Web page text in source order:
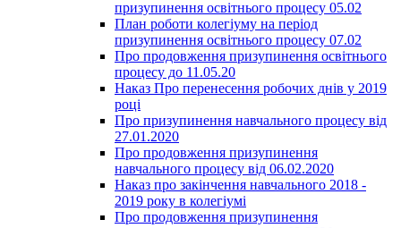
призупинення освітнього процесу 05.02
План роботи колегіуму на період
призупинення освітнього процесу 07.02
Про продовження призупинення освітнього
процесу до 11.05.20
Наказ Про перенесення робочих днів у 2019
році
Про призупинення навчального процесу від
27.01.2020
Про продовження призупинення
навчального процесу від 06.02.2020
Наказ про закінчення навчального 2018 -
2019 року в колегіумі
Про продовження призупинення